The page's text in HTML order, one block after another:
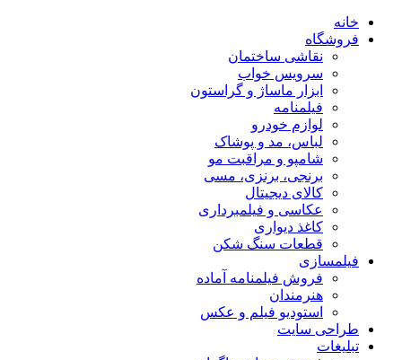
خانه
فروشگاه
نقاشی ساختمان
سرویس خواب
ابزار ماساژ و گراستون
فیلمنامه
لوازم خودرو
لباس، مد و پوشاک
شامپو و مراقبت مو
برنجی، برنزی، مسی
کالای دیجیتال
عکاسی و فیلمبرداری
کاغذ دیواری
قطعات سنگ شکن
فیلمسازی
فروش فیلمنامه آماده
هنرمندان
استودیو فیلم و عکس
طراحی سایت
تبلیغات